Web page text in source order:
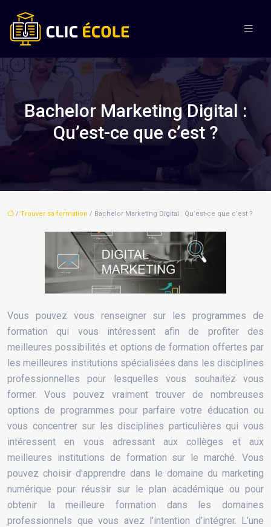
Bachelor Marketing Digital :
Qu’est-ce que c’est ?
/ Trouver sa formation / Bachelor Marketing Digital : Qu’est-ce que c’est ?
Vous pouvez vous renseigner sur les programmes de
formation qui vous intéressent afin de profiter des
meilleures possibilités et options de formation offertes par
les meilleures institutions spécialisées dans les disciplines
professionnelles pour lesquelles vous souhaitez vous
former. Vous pouvez vraiment trouver de nombreuses
options de programmes pour parfaire votre éducation ou
vous concentrer sur les disciplines particulières qui vous
intéressent en vous adressant aux collèges et aux
meilleures institutions de formation sur le marché. Vous
pouvez choisir d’apprendre dans le domaine du marketing
numérique pour réussir sur le plan académique ou pour
obtenir la meilleure formation dans les domaines
professionnels que vous avez l’intention d’intégrer. L’une